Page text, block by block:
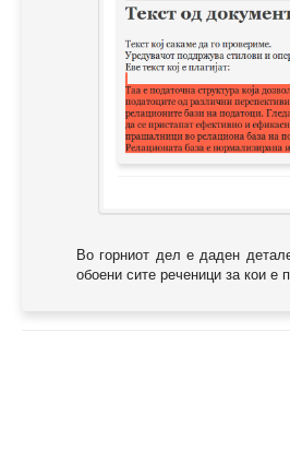
Во горниот дел е даден
обоени сите реченици за кои е